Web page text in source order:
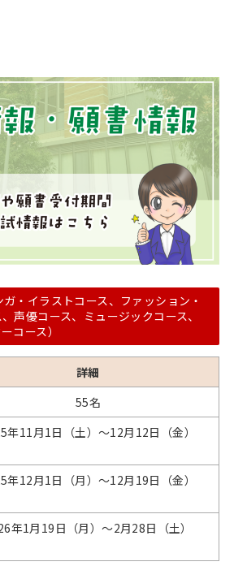
・イラストコース、ファッション・
声優コース、ミュージックコース、
コース）
詳細
55名
年11月1日（土）～12月12日（金）
年12月1日（月）～12月19日（金）
年1月19日（月）～2月28日（土）